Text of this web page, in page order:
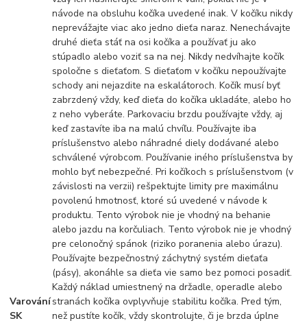
Varování
SK
návode na obsluhu kočíka uvedené inak. V kočíku nikdy
neprevážajte viac ako jedno dieťa naraz. Nenechávajte
druhé dieťa stáť na osi kočíka a používať ju ako
stúpadlo alebo voziť sa na nej. Nikdy nedvíhajte kočík
spoločne s dieťaťom. S dieťaťom v kočíku nepoužívajte
schody ani nejazdite na eskalátoroch. Kočík musí byť
zabrzdený vždy, keď dieťa do kočíka ukladáte, alebo ho
z neho vyberáte. Parkovaciu brzdu používajte vždy, aj
keď zastavíte iba na malú chvíľu. Používajte iba
príslušenstvo alebo náhradné diely dodávané alebo
schválené výrobcom. Používanie iného príslušenstva by
mohlo byť nebezpečné. Pri kočíkoch s príslušenstvom (v
závislosti na verzii) rešpektujte limity pre maximálnu
povolenú hmotnosť, ktoré sú uvedené v návode k
produktu. Tento výrobok nie je vhodný na behanie
alebo jazdu na korčuliach. Tento výrobok nie je vhodný
pre celonočný spánok (riziko poranenia alebo úrazu).
Používajte bezpečnostný záchytný systém dieťaťa
(pásy), akonáhle sa dieťa vie samo bez pomoci posadiť.
Každý náklad umiestnený na držadle, operadle alebo
stranách kočíka ovplyvňuje stabilitu kočíka. Pred tým,
než pustíte kočík, vždy skontrolujte, či je brzda úplne